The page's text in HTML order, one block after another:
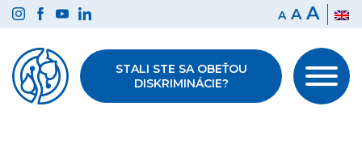
Preskočiť
na
obsah
A A A
STALI STE SA OBEŤOU
DISKRIMINÁCIE?